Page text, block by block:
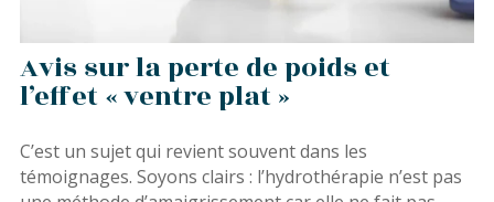
Avis sur la perte de poids et
l’effet « ventre plat »
C’est un sujet qui revient souvent dans les
témoignages. Soyons clairs : l’hydrothérapie n’est pas